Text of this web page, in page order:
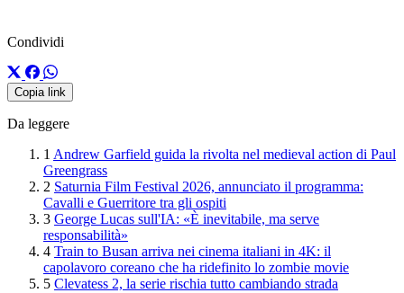
Condividi
Copia link
Da leggere
1 Andrew Garfield guida la rivolta nel medieval action di Paul
Greengrass
2 Saturnia Film Festival 2026, annunciato il programma:
Cavalli e Guerritore tra gli ospiti
3 George Lucas sull'IA: «È inevitabile, ma serve
responsabilità»
4 Train to Busan arriva nei cinema italiani in 4K: il
capolavoro coreano che ha ridefinito lo zombie movie
5 Clevatess 2, la serie rischia tutto cambiando strada